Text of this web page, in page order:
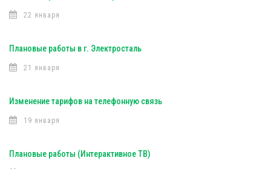
22 января
Плановые работы в г. Электросталь
21 января
Изменение тарифов на телефонную связь
19 января
Плановые работы (Интерактивное ТВ)